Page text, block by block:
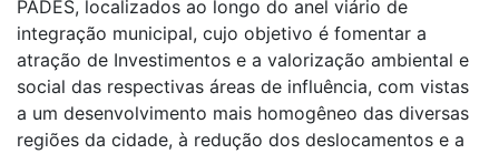
PADES, localizados ao longo do anel viário de
integração municipal, cujo objetivo é fomentar a
atração de Investimentos e a valorização ambiental e
social das respectivas áreas de influência, com vistas
a um desenvolvimento mais homogêneo das diversas
regiões da cidade, à redução dos deslocamentos e a